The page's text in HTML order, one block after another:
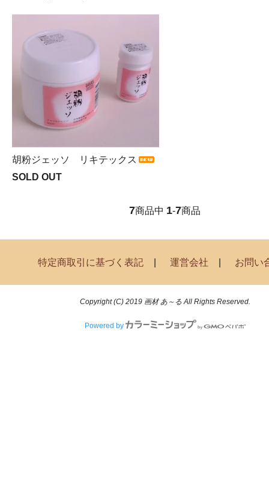
胡粉ジェッソ リキテックス
SOLD OUT
7商品中 1-7商品
特定商取引に基づく表記 運営会社 お問い
Copyright (C) 2019 画材 あ～る All Rights Reserved.
Powered by